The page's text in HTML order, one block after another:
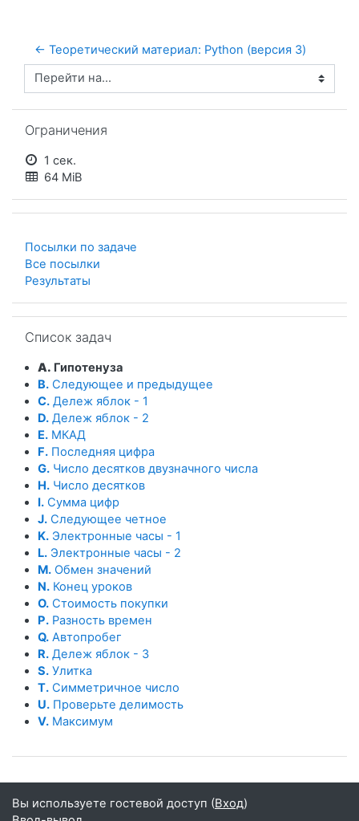
← Теоретический материал: Python (версия 3)
Перейти на...
Ограничения
1 сек.
64 MiB
Посылки по задаче
Все посылки
Результаты
Список задач
A. Гипотенуза
B. Следующее и предыдущее
C. Дележ яблок - 1
D. Дележ яблок - 2
E. МКАД
F. Последняя цифра
G. Число десятков двузначного числа
H. Число десятков
I. Сумма цифр
J. Следующее четное
K. Электронные часы - 1
L. Электронные часы - 2
M. Обмен значений
N. Конец уроков
O. Стоимость покупки
P. Разность времен
Q. Автопробег
R. Дележ яблок - 3
S. Улитка
T. Симметричное число
U. Проверьте делимость
V. Максимум
Вы используете гостевой доступ (Вход)